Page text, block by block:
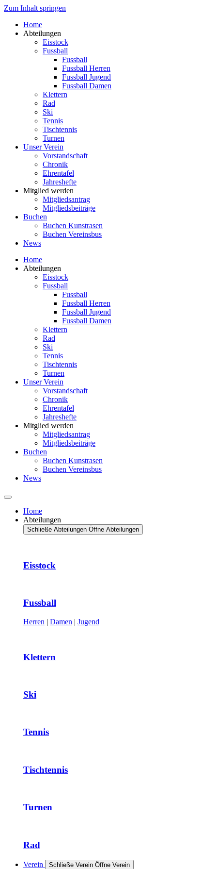
Zum Inhalt springen
Home
Abteilungen
Eisstock
Fussball
Fussball
Fussball Herren
Fussball Jugend
Fussball Damen
Klettern
Rad
Ski
Tennis
Tischtennis
Turnen
Unser Verein
Vorstandschaft
Chronik
Ehrentafel
Jahreshefte
Mitglied werden
Mitgliedsantrag
Mitgliedsbeiträge
Buchen
Buchen Kunstrasen
Buchen Vereinsbus
News
Home
Abteilungen
Eisstock
Fussball
Fussball
Fussball Herren
Fussball Jugend
Fussball Damen
Klettern
Rad
Ski
Tennis
Tischtennis
Turnen
Unser Verein
Vorstandschaft
Chronik
Ehrentafel
Jahreshefte
Mitglied werden
Mitgliedsantrag
Mitgliedsbeiträge
Buchen
Buchen Kunstrasen
Buchen Vereinsbus
News
Home
Abteilungen
Schließe Abteilungen Öffne Abteilungen
Eisstock
Fussball
Herren | Damen | Jugend
Klettern
Ski
Tennis
Tischtennis
Turnen
Rad
Verein Schließe Verein Öffne Verein